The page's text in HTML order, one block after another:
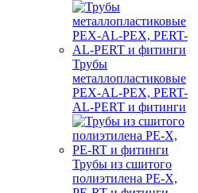
Трубы
металлопластиковые
PEX-AL-PEX, PERT-
AL-PERT и фитинги
Трубы из сшитого
полиэтилена PE-X,